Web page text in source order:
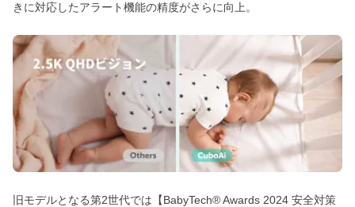
きに対応したアラート機能の精度がさらに向上。
旧モデルとなる第2世代では【BabyTech®️ Awards 2024 安全対策